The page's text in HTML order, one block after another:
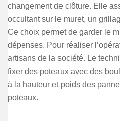
changement de clôture. Elle
occultant sur le muret, un
Ce choix permet de garder le
dépenses. Pour réaliser
artisans de la société. Le
fixer des poteaux avec des
à la hauteur et poids des
poteaux.